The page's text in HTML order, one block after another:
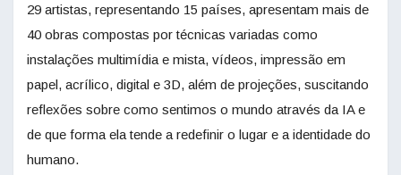
29 artistas, representando 15 países, apresentam mais de
40 obras compostas por técnicas variadas como
instalações multimídia e mista, vídeos, impressão em
papel, acrílico, digital e 3D, além de projeções, suscitando
reflexões sobre como sentimos o mundo através da IA e
de que forma ela tende a redefinir o lugar e a identidade do
humano.